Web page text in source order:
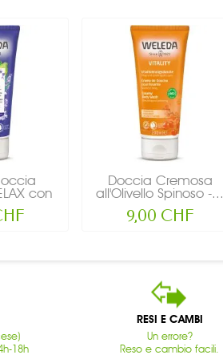
con
Doccia Cremosa
all'Olivello Spinoso -...
9,00 CHF
18h
RESI E CAMBI
Un errore?
Reso e cambio facili.